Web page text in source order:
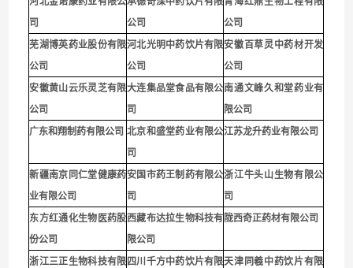
司
公司
公司
芜湖博英药业股份有限
公司
河北光明中药饮片有限
公司
安徽百草灵中药材开发
公司
安徽黄山云乐灵芝有限
公司
大连集品堂食品有限公
司
南通文峰久和堂药业有
限公司
广东和翔制药有限公司 北京和盛堂药业有限公
司
江苏龙升药业有限公司
新疆南京同仁堂健康药
业有限公司
安国市药王制药有限公
司
浙江牛头山生物有限公
司
东方红通化生物医药股
份公司
西藏布达拉生物科技有
限公司
陇西奇正药材有限公司
浙江三正生物科技有限 四川千方中药饮片有限天津同羲中药饮片有限